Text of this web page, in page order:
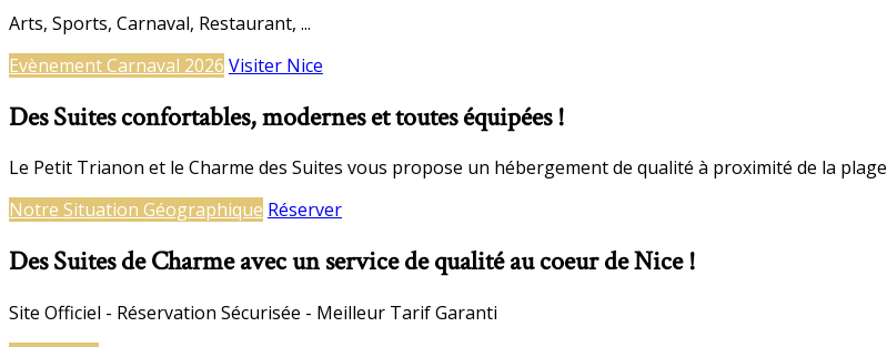
Arts, Sports, Carnaval, Restaurant, ...
Evènement Carnaval 2026 Visiter Nice
Des Suites confortables, modernes et toutes équipées !
Le Petit Trianon et le Charme des Suites vous propose un hébergement de qualité à proximité de la plage
Notre Situation Géographique Réserver
Des Suites de Charme avec un service de qualité au coeur de Nice !
Site Officiel - Réservation Sécurisée - Meilleur Tarif Garanti